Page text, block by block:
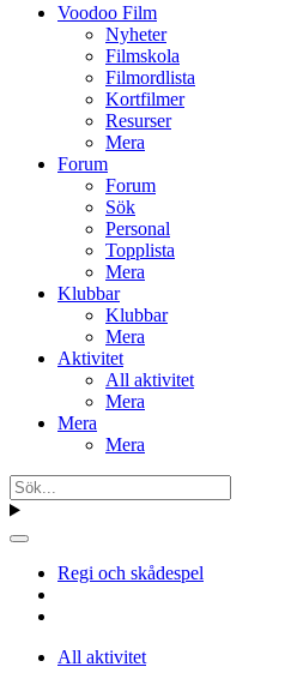
Voodoo Film
Nyheter
Filmskola
Filmordlista
Kortfilmer
Resurser
Mera
Forum
Forum
Sök
Personal
Topplista
Mera
Klubbar
Klubbar
Mera
Aktivitet
All aktivitet
Mera
Mera
Mera
Regi och skådespel
All aktivitet